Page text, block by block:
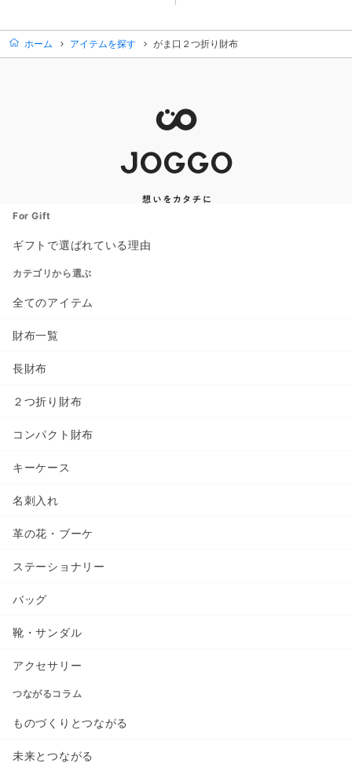
ホーム アイテムを探す がま口２つ折り財布
For Gift
ギフトで選ばれている理由
カテゴリから選ぶ
全てのアイテム
財布一覧
長財布
２つ折り財布
コンパクト財布
キーケース
名刺入れ
革の花・ブーケ
ステーショナリー
バッグ
靴・サンダル
アクセサリー
つながるコラム
ものづくりとつながる
未来とつながる